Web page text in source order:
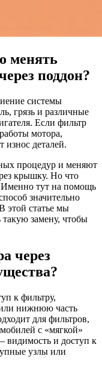
менять
поддон?
системы
грязь и различные
Если фильтр
мотора,
износ деталей.
процедур и меняют
крышку. Но что
Именно тут на помощь
значительно
этой статье мы
такую замену, чтобы
через
к фильтру,
или нижнюю часть
для фильтров,
с «мягкой»
видимость и доступ к
узлы или